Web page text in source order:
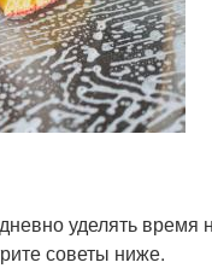
уделять время
советы ниже.